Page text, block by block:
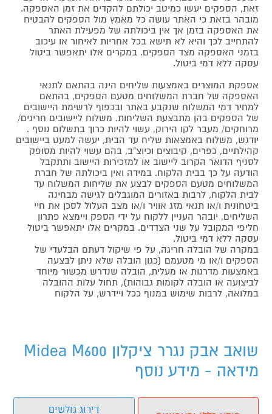
זאת, הספקים יעשו כמיטב יכולתם להקדים את זמן האספקה.
מובהר בזאת כי האתר עושה כל מאמץ מול הספקים להבטיח
את האספקה בזמן אך אין ביכולתה של מפעילת האתר
להתחייב לכך והיא לא תישא בכל אחריות לאיחור או עיכוב
בזמני האספקה מצד הספקים. במקרים אלו יתאפשר ביטול
עסקה ללא דמי ביטול.
אספקת המוצרים באמצעות שליחים הינה בהתאם לתנאי
האספקה של חברת המשלוחים מטעם הספקים, בהתאם
למחיר דמי המשלוח שנקבע באתר ובכפוף לרשימת היישובים
של הספקים בהן מתבצעת השליחות. משלוח ליישובים חריגים/
מרוחקים/ מעבר לקו הירוק, עשוי להיות כרוך בתשלום נוסף .
יודגש, משלוח באמצאות שליח עד הבית, יעשה למעט ביישובים
קהילתיים, כפרים, קיבוצים וכיוצ"ב, בהם עשוי להיות מסופק
לסניף הדואר הקרוב ליישוב או למזכירות היישוב ותתקבל
הודעה על כך בבית הלקוח. במידה ואין ביכולתה של חברת
המשלוחים מטעם הספקים לבצע את שליחות המשלוח עד
לבית הלקוח, לרבות באזורים המוגבלים לגישה מבחינה
ביטחונית ו/או תנאי מזג אוויר ו/או מצב העלול לסכן את חיי
השליחים, יובהר העניין ללקוח על ידי הספק ויימצא פתרון
חליפי המקובל על שני הצדדים. במקרים אלו יתאפשר ביטול
עסקה ללא דמי ביטול.
במקרה של הובלה חריגה, על פי שיקול דעתם הבלעדי של
הספקים ו/או מי מטעמם (כגון הובלה שלא ניתן לבצעה
באמצעות מדרגות או מעלית, הובלה שנדרש מכשור מיוחד
לביצועה או הובלה לקומות גבוהות), תחול עלות ההובלה
במלואה, לרבות שימוש במנוף ככל ויידרש, על הלקוח
שואב אבק נגרר ציקלון Midea M600
מידאה - מידע נוסף
דירוג גולשים